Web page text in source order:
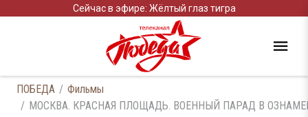
Сейчас в эфире: Жёлтый глаз тигра
ПОБЕДА
Фильмы
МОСКВА. КРАСНАЯ ПЛОЩАДЬ. ВОЕННЫЙ ПАРАД В